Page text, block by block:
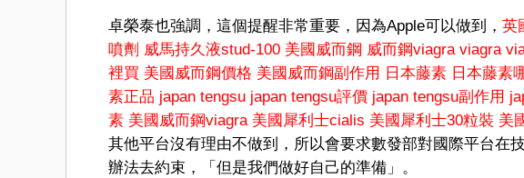
卓榮泰也強調，這個提醒非常重要，因為Apple可以做到， 英
噴劑 威馬持久液stud-100 美國威而鋼 威而鋼viagra viagra
裡買 美國威而鋼價格 美國威而鋼副作用 日本藤素 日本藤素
素正品 japan tengsu japan tengsu評價 japan tengsu副作用
素 美國威而鋼viagra 美國犀利士cialis 美國犀利士30粒裝 美
其他平台沒有理由不做到，所以會要求數發部對國際平台在
辦法去約束，「但是我們做好自己的準備」。